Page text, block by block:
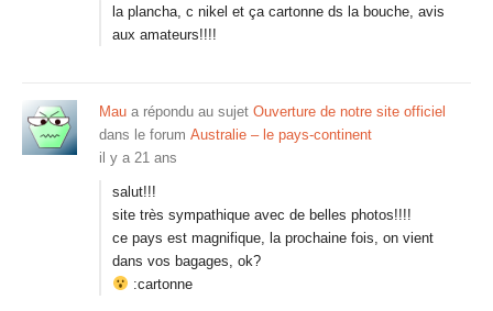
la plancha, c nikel et ça cartonne ds la bouche, avis
aux amateurs!!!!
Mau a répondu au sujet Ouverture de notre site officiel
dans le forum Australie – le pays-continent
il y a 21 ans
salut!!!
site très sympathique avec de belles photos!!!!
ce pays est magnifique, la prochaine fois, on vient
dans vos bagages, ok?
:cartonne